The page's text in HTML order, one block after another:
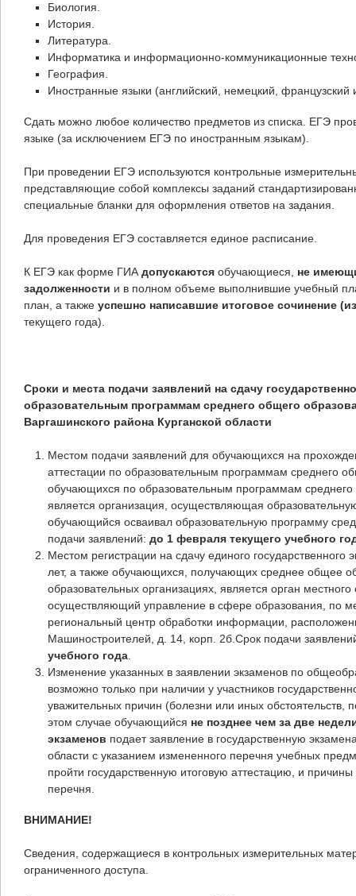
Биология.
История.
Литература.
Информатика и информационно-коммуникационные
География.
Иностранные языки (английский, немецкий, французский
Сдать можно любое количество предметов из списка. ЕГЭ
языке (за исключением ЕГЭ по иностранным языкам).
При проведении ЕГЭ используются контрольные
представляющие собой комплексы заданий
специальные бланки для оформления ответов на задания.
Для проведения ЕГЭ составляется единое расписание.
К ЕГЭ как форме ГИА допускаются обучающиеся, не
задолженности и в полном объеме выполнившие учебный
план, а также успешно написавшие итоговое сочинение
текущего года).
Сроки и места подачи заявлений на сдачу
образовательным программам среднего общего
Варгашинского района Курганской области
Местом подачи заявлений для обучающихся на
аттестации по образовательным программам среднего
обучающихся по образовательным программам
является организация, осуществляющая
обучающийся осваивал образовательную программу
подачи заявлений: до 1 февраля текущего учебного
Местом регистрации на сдачу единого государственного
лет, а также обучающихся, получающих среднее общее
образовательных организациях, является орган
осуществляющий управление в сфере образования, по
региональный центр обработки информации,
Машиностроителей, д. 14, корп. 2б.Срок подачи
учебного года
Изменение указанных в заявлении экзаменов по
возможно только при наличии у участников
уважительных причин (болезни или иных обстоятельств,
этом случае обучающийся не позднее чем за две
экзаменов подает заявление в государственную
области с указанием измененного перечня учебных
пройти государственную итоговую аттестацию, и
перечня.
ВНИМАНИЕ!
Сведения, содержащиеся в контрольных измерительных
ограниченного доступа.